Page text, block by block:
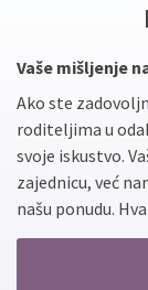
Vaše mišljenje
Ako ste
roditeljima u
svoje iskustvo.
zajednicu, već
našu ponudu.